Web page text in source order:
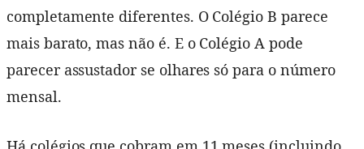
completamente diferentes. O Colégio B parece
mais barato, mas não é. E o Colégio A pode
parecer assustador se olhares só para o número
mensal.